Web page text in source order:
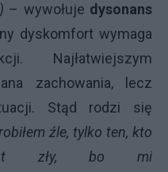
– wywołuje dysonans
dyskomfort wymaga
Najłatwiejszym
zachowania, lecz
Stąd rodzi się
źle, tylko ten, kto
zły, bo mi